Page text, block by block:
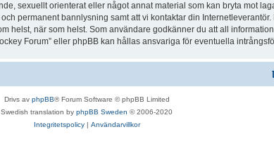
sexuellt orienterat eller något annat material som kan bryta mot
permanent bannlysning samt att vi kontaktar din
helst, när som helst. Som användare godkänner du att all
Forum” eller phpBB kan hållas ansvariga för eventuella
Drivs av phpBB® Forum Software © phpBB Limited
Swedish translation by phpBB Sweden © 2006-2020
Integritetspolicy| Användarvillkor